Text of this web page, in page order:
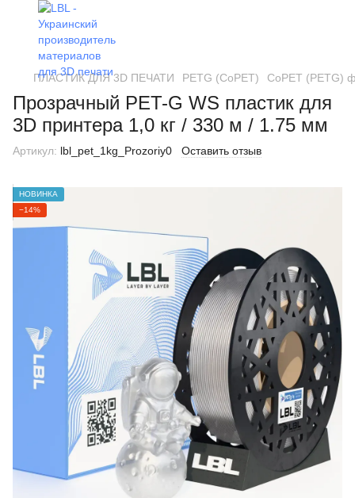
ПЛАСТИК ДЛЯ 3D ПЕЧАТИ PETG (CoPET) CoPET (PETG)
Прозрачный PET-G WS пластик для
3D принтера 1,0 кг / 330 м / 1.75 мм
Артикул: lbl_pet_1kg_Prozoriy0 Оставить отзыв
НОВИНКА
−14%